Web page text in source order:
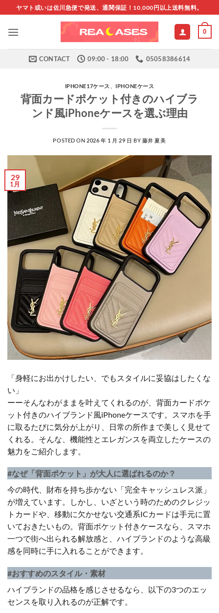
to
content
ヤマト或いは佐川急便で発送、通関保証！10,000円以上送料無料。
0
CONTACT 09:00 - 18:00 05058386614
IPHONE17ケース 、 IPHONEケース
背面カードポケット付きのハイブラ
ンド風iPhoneケースを選ぶ理由
POSTED ON 2026 年 1 月 29 日 BY 藤井 夏美
29
1月
「身軽にお出かけしたい、でもスタイルに妥協はしたくな
い」
ーーそんなわがままを叶えてくれるのが、背面カードポケ
ット付きのハイブランド風iPhoneケースです。スマホを手
に取るたびに気分が上がり、日常の所作まで美しく見せて
くれる。そんな、機能性とエレガンスを両立したケースの
魅力をご紹介します。
#なぜ「背面ポケット」が大人に選ばれるのか？
今の時代、財布を持ち歩かない「完全キャッシュレス派」
が増えています。しかし、いざという時のためのクレジッ
トカードや、移動に欠かせない交通系ICカードは手元に置
いておきたいもの。背面ポケット付きケースなら、スマホ
一つで街へ出られる解放感と、ハイブランドのような高級
感を同時に手に入れることができます。
#おすすめのスタイル・素材
ハイブランドの品格を感じさせるなら、以下の3つのエッ
センスを取り入れるのが正解です。